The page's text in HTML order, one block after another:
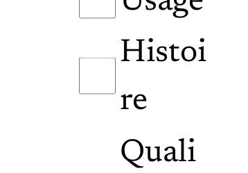
Histoi
re
Quali